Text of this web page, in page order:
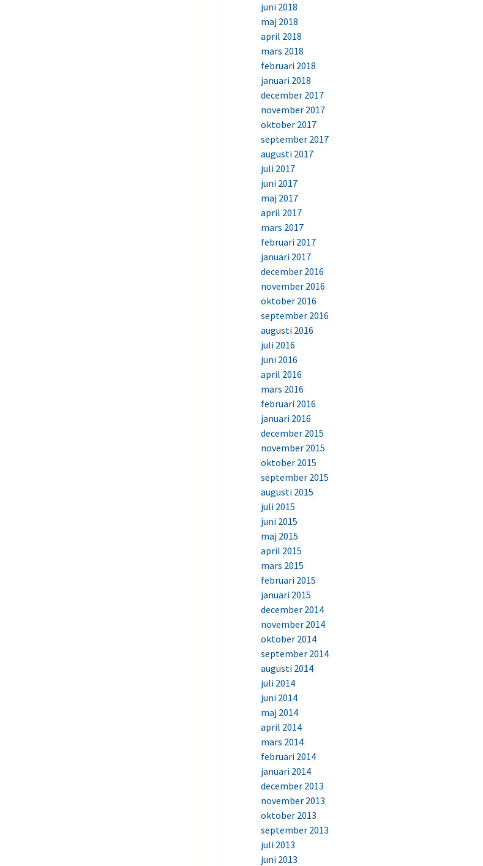
juni 2018
maj 2018
april 2018
mars 2018
februari 2018
januari 2018
december 2017
november 2017
oktober 2017
september 2017
augusti 2017
juli 2017
juni 2017
maj 2017
april 2017
mars 2017
februari 2017
januari 2017
december 2016
november 2016
oktober 2016
september 2016
augusti 2016
juli 2016
juni 2016
april 2016
mars 2016
februari 2016
januari 2016
december 2015
november 2015
oktober 2015
september 2015
augusti 2015
juli 2015
juni 2015
maj 2015
april 2015
mars 2015
februari 2015
januari 2015
december 2014
november 2014
oktober 2014
september 2014
augusti 2014
juli 2014
juni 2014
maj 2014
april 2014
mars 2014
februari 2014
januari 2014
december 2013
november 2013
oktober 2013
september 2013
juli 2013
juni 2013